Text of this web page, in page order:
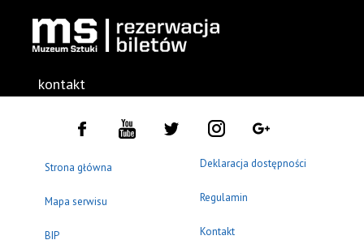
kontakt
Strona główna
Mapa serwisu
BIP
Deklaracja dostępności
Regulamin
Kontakt